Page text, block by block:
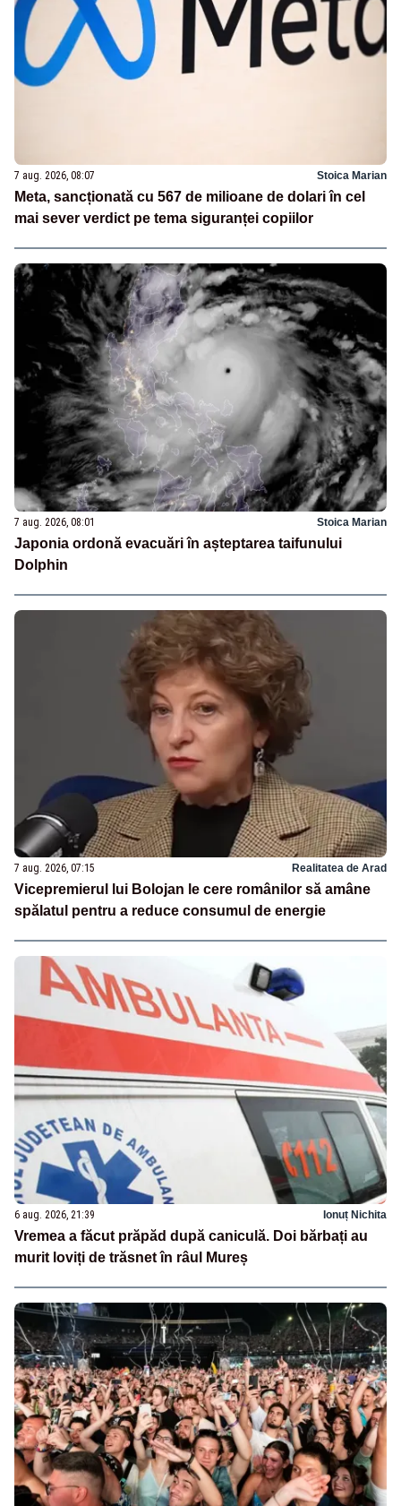
7 aug. 2026, 08:07 Stoica Marian
Meta, sancționată cu 567 de milioane de dolari în cel
mai sever verdict pe tema siguranței copiilor
7 aug. 2026, 08:01 Stoica Marian
Japonia ordonă evacuări în așteptarea taifunului
Dolphin
7 aug. 2026, 07:15 Realitatea de Arad
Vicepremierul lui Bolojan le cere românilor să amâne
spălatul pentru a reduce consumul de energie
6 aug. 2026, 21:39 Ionuț Nichita
Vremea a făcut prăpăd după caniculă. Doi bărbați au
murit loviți de trăsnet în râul Mureș